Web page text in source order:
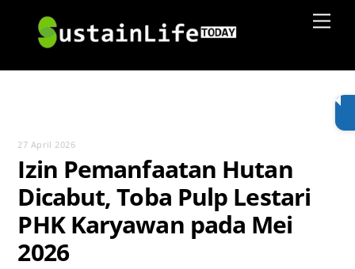
content
27 April 2026
Izin Pemanfaatan Hutan
Dicabut, Toba Pulp Lestari
PHK Karyawan pada Mei
2026